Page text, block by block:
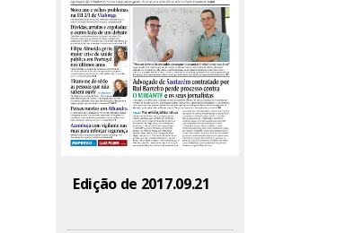
Edição de 2017.09.21